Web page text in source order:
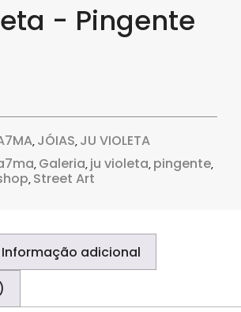
- Pingente
, JÓIAS, JU VIOLETA
, Galeria, ju violeta, pingente,
, Street Art
Informação adicional